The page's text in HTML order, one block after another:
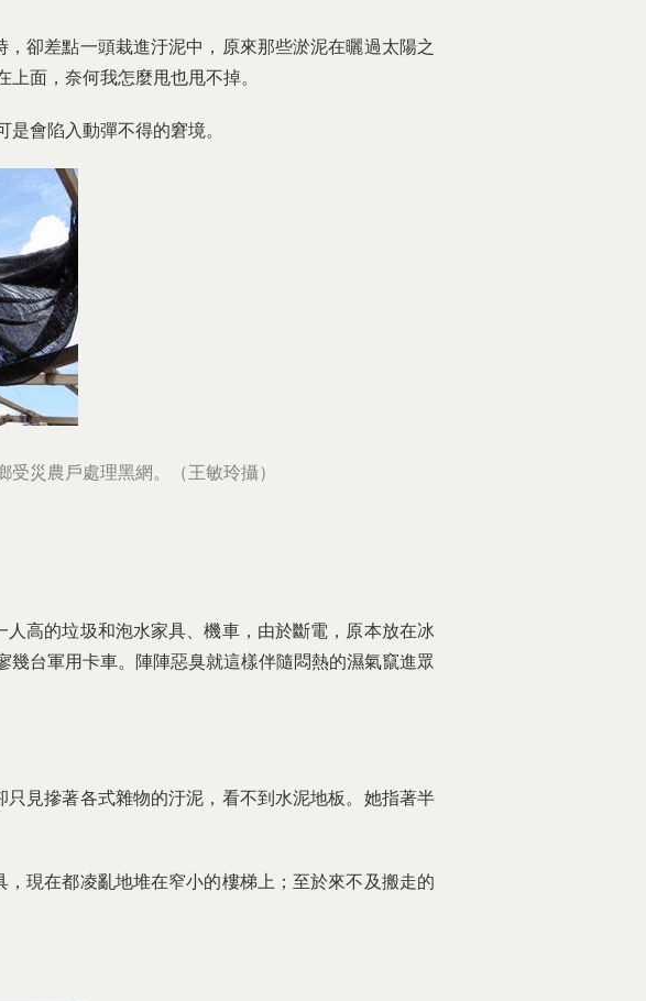
卻差點一頭栽進汙泥中，原來那些淤泥在曬過太陽之
面，奈何我怎麼甩也甩不掉。
會陷入動彈不得的窘境。
災農戶處理黑網。（王敏玲攝）
高的垃圾和泡水家具、機車，由於斷電，原本放在冰
台軍用卡車。陣陣惡臭就這樣伴隨悶熱的濕氣竄進眾
見摻著各式雜物的汙泥，看不到水泥地板。她指著半
現在都凌亂地堆在窄小的樓梯上；至於來不及搬走的